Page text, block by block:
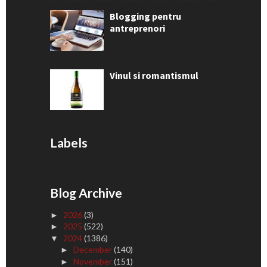
Blogging pentru
antreprenori
Vinul si romantismul
Labels
Blog Archive
► 2026(3)
► 2025 (522)
▼ 2024(1386)
► December(140)
► November(151)